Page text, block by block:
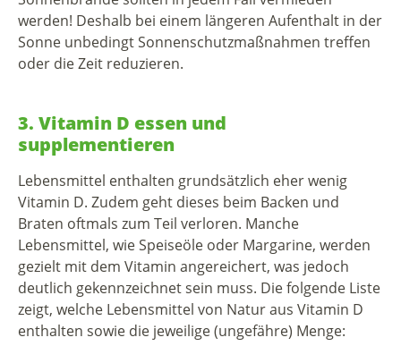
werden! Deshalb bei einem längeren Aufenthalt in der
Sonne unbedingt Sonnenschutzmaßnahmen treffen
oder die Zeit reduzieren.
3. Vitamin D essen und
supplementieren
Lebensmittel enthalten grundsätzlich eher wenig
Vitamin D. Zudem geht dieses beim Backen und
Braten oftmals zum Teil verloren. Manche
Lebensmittel, wie Speiseöle oder Margarine, werden
gezielt mit dem Vitamin angereichert, was jedoch
deutlich gekennzeichnet sein muss. Die folgende Liste
zeigt, welche Lebensmittel von Natur aus Vitamin D
enthalten sowie die jeweilige (ungefähre) Menge: